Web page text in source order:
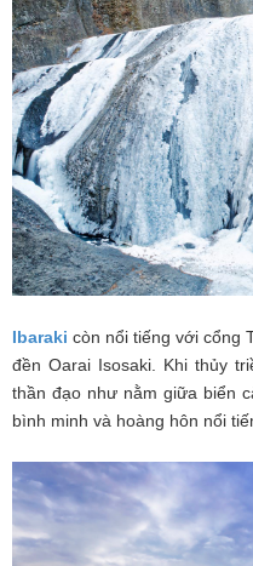
Ibaraki còn nổi tiếng với cổng
đền Oarai Isosaki. Khi thủy
thần đạo như nằm giữa biển
bình minh và hoàng hôn nổi